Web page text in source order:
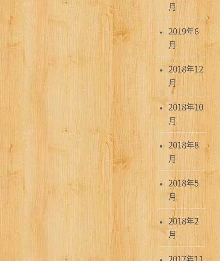
ョ
月
2019年6
月
2018年12
月
2018年10
月
2018年8
月
2018年5
月
2018年2
月
2017年11